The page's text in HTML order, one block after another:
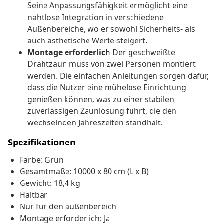
Seine Anpassungsfähigkeit ermöglicht eine
nahtlose Integration in verschiedene
Außenbereiche, wo er sowohl Sicherheits- als
auch ästhetische Werte steigert.
Montage erforderlich Der geschweißte
Drahtzaun muss von zwei Personen montiert
werden. Die einfachen Anleitungen sorgen dafür,
dass die Nutzer eine mühelose Einrichtung
genießen können, was zu einer stabilen,
zuverlässigen Zaunlösung führt, die den
wechselnden Jahreszeiten standhält.
Spezifikationen
Farbe: Grün
Gesamtmaße: 10000 x 80 cm (L x B)
Gewicht: 18,4 kg
Haltbar
Nur für den außenbereich
Montage erforderlich: Ja